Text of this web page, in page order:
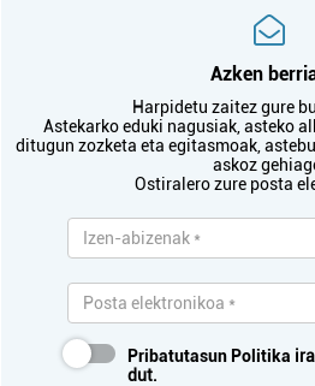
Azken
Harpidetu zaitez gure
Astekarko eduki nagusiak, asteko
ditugun zozketa eta egitasmoak,
askoz
Ostiralero zure posta
Pribatutasun Politika
dut.